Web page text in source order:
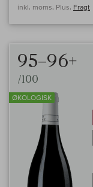
inkl. moms, Plus. Fragt
95–96+
/100
ØKOLOGISK